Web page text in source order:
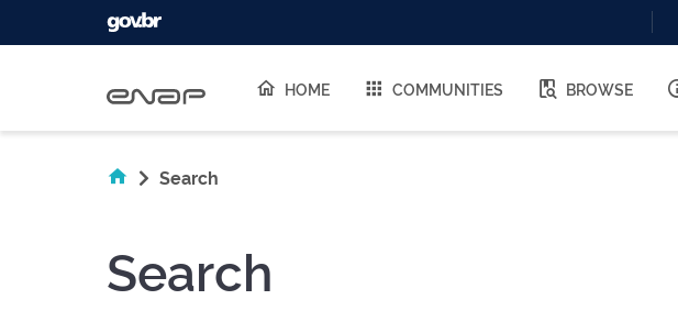
HOME COMMUNITIES BROWSE
Search
Search